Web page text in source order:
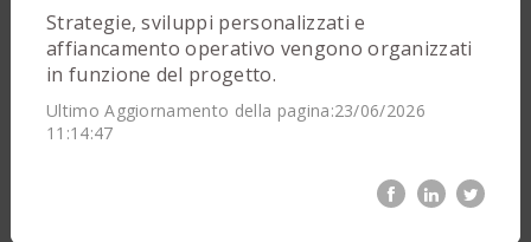
Strategie, sviluppi personalizzati e
affiancamento operativo vengono organizzati
in funzione del progetto.
Ultimo Aggiornamento della pagina:23/06/2026
11:14:47